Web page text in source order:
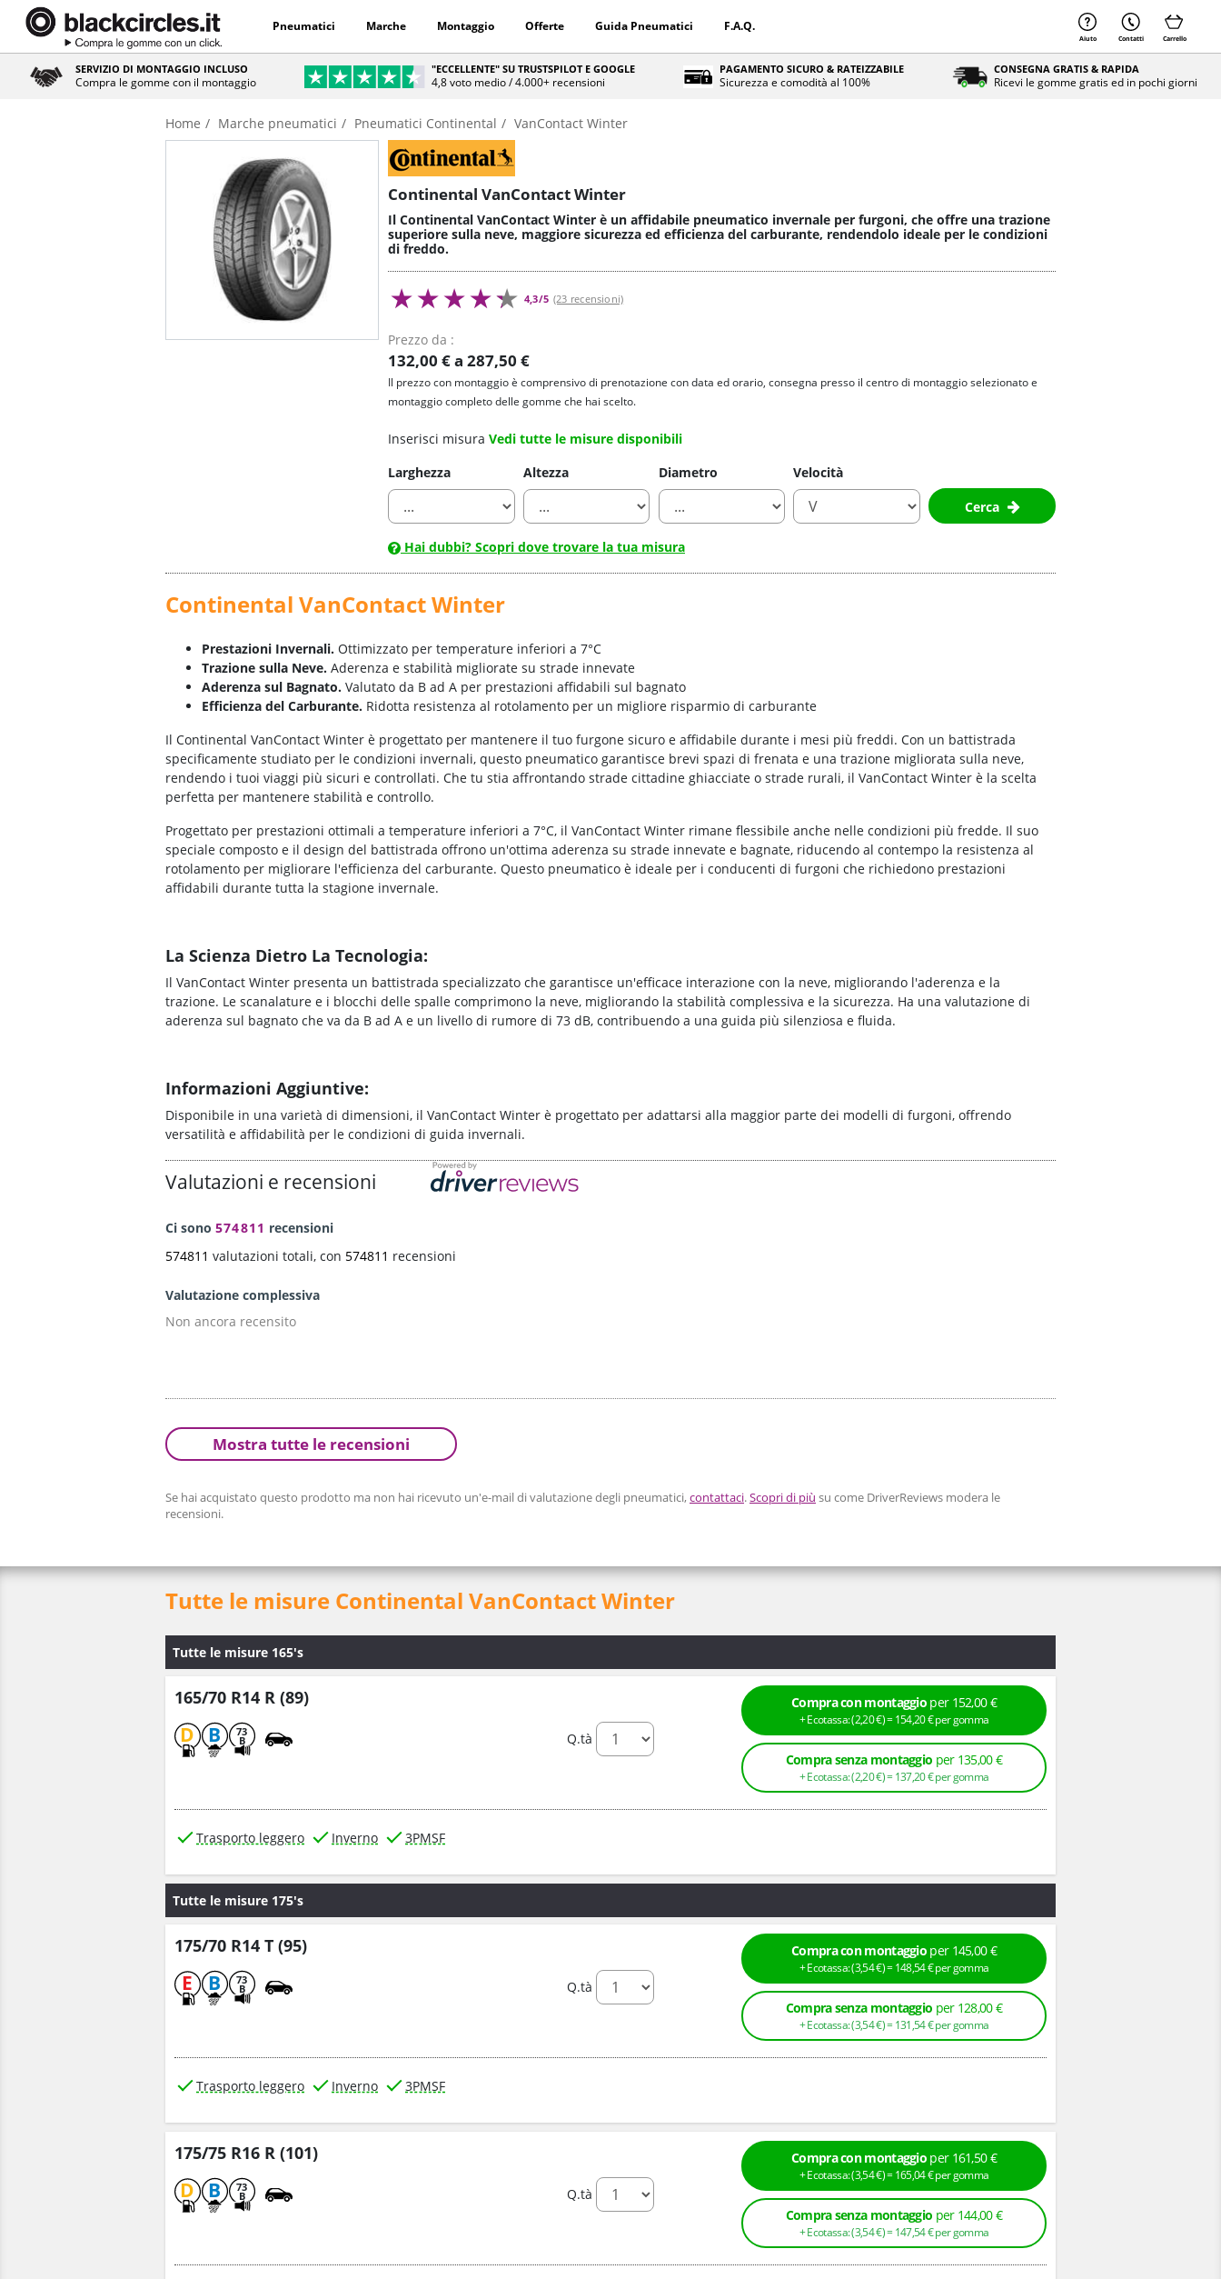
Pneumatici Marche Montaggio Offerte Guida Pneumatici F.A.Q.
Aiuto Contatti Carrello
SERVIZIO DI MONTAGGIO INCLUSO
Compra le gomme con il montaggio
"ECCELLENTE" SU TRUSTSPILOT E GOOGLE
4,8 voto medio / 4.000+ recensioni
PAGAMENTO SICURO & RATEIZZABILE
Sicurezza e comodità al 100%
CONSEGNA GRATIS & RAPIDA
Ricevi le gomme gratis ed in pochi giorni
Home Marche pneumatici Pneumatici Continental VanContact Winter
Continental VanContact Winter
Il Continental VanContact Winter è un affidabile pneumatico invernale per furgoni, che offre una trazione
superiore sulla neve, maggiore sicurezza ed efficienza del carburante, rendendolo ideale per le condizioni
di freddo.
4,3/5 (23 recensioni)
Prezzo da :
132,00 € a 287,50 €
Il prezzo con montaggio è comprensivo di prenotazione con data ed orario, consegna presso il centro di montaggio selezionato e
montaggio completo delle gomme che hai scelto.
Inserisci misura Vedi tutte le misure disponibili
Larghezza
Altezza Diametro
Velocità
Cerca
Hai dubbi? Scopri dove trovare la tua misura
Continental VanContact Winter
Prestazioni Invernali. Ottimizzato per temperature inferiori a 7°C
Trazione sulla Neve. Aderenza e stabilità migliorate su strade innevate
Aderenza sul Bagnato. Valutato da B ad A per prestazioni affidabili sul bagnato
Efficienza del Carburante. Ridotta resistenza al rotolamento per un migliore risparmio di carburante
Il Continental VanContact Winter è progettato per mantenere il tuo furgone sicuro e affidabile durante i mesi più freddi. Con un battistrada
specificamente studiato per le condizioni invernali, questo pneumatico garantisce brevi spazi di frenata e una trazione migliorata sulla neve,
rendendo i tuoi viaggi più sicuri e controllati. Che tu stia affrontando strade cittadine ghiacciate o strade rurali, il VanContact Winter è la scelta
perfetta per mantenere stabilità e controllo.
Progettato per prestazioni ottimali a temperature inferiori a 7°C, il VanContact Winter rimane flessibile anche nelle condizioni più fredde. Il suo
speciale composto e il design del battistrada offrono un'ottima aderenza su strade innevate e bagnate, riducendo al contempo la resistenza al
rotolamento per migliorare l'efficienza del carburante. Questo pneumatico è ideale per i conducenti di furgoni che richiedono prestazioni
affidabili durante tutta la stagione invernale.
La Scienza Dietro La Tecnologia:
Il VanContact Winter presenta un battistrada specializzato che garantisce un'efficace interazione con la neve, migliorando l'aderenza e la
trazione. Le scanalature e i blocchi delle spalle comprimono la neve, migliorando la stabilità complessiva e la sicurezza. Ha una valutazione di
aderenza sul bagnato che va da B ad A e un livello di rumore di 73 dB, contribuendo a una guida più silenziosa e fluida.
Informazioni Aggiuntive:
Disponibile in una varietà di dimensioni, il VanContact Winter è progettato per adattarsi alla maggior parte dei modelli di furgoni, offrendo
versatilità e affidabilità per le condizioni di guida invernali.
Valutazioni e recensioni
Ci sono 574811 recensioni
574811 valutazioni totali, con 574811 recensioni
Valutazione complessiva
Non ancora recensito
Mostra tutte le recensioni
Se hai acquistato questo prodotto ma non hai ricevuto un'e-mail di valutazione degli pneumatici,contattaci.Scopri di più su come DriverReviews modera le
recensioni.
Tutte le misure Continental VanContact Winter
Tutte le misure 165's
165/70 R14 R (89)
D B 73
B Q.tà
Compra con montaggio per 152,00 €
+ Ecotassa: (2,20€ ) =154,20€per gomma
Compra senza montaggio per 135,00 €
+ Ecotassa: (2,20€ ) =137,20€per gomma
Trasporto leggero Inverno 3PMSF
Tutte le misure 175's
175/70 R14 T (95)
E B 73
B Q.tà
Compra con montaggio per 145,00 €
+ Ecotassa: (3,54€ ) =148,54€per gomma
Compra senza montaggio per 128,00 €
+ Ecotassa: (3,54€ ) =131,54€per gomma
Trasporto leggero Inverno 3PMSF
175/75 R16 R (101)
D B 73
B Q.tà
Compra con montaggio per 161,50 €
+ Ecotassa: (3,54€ ) =165,04€per gomma
Compra senza montaggio per 144,00 €
+ Ecotassa: (3,54€ ) =147,54€per gomma